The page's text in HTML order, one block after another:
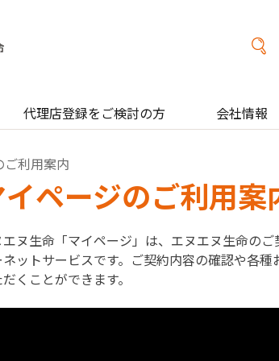
代理店登録をご検討の方 会社情報
利用案内
イページのご利用案
ヌ生命「マイページ」は、 エヌエヌ生命の
ネットサービスです。ご契約内容の確認や各
くことができます。